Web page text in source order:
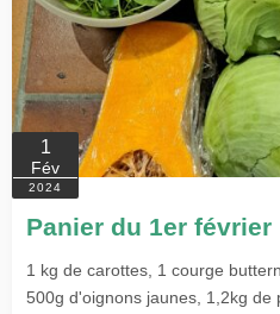
1
Fév
2024
Panier du 1er février
1 kg de carottes, 1 courge
500g d'oignons jaunes, 1,2kg de